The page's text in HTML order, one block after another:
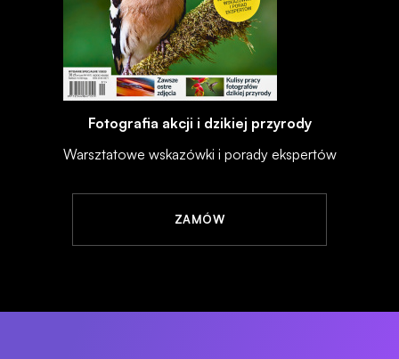
Fotografia akcji i dzikiej przyrody
Warsztatowe wskazówki i porady ekspertów
ZAMÓW